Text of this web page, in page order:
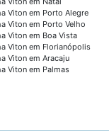
Viton em Porto Alegre
Viton em Porto Velho
Viton em Boa Vista
Viton em Florianópolis
Viton em Aracaju
Viton em Palmas